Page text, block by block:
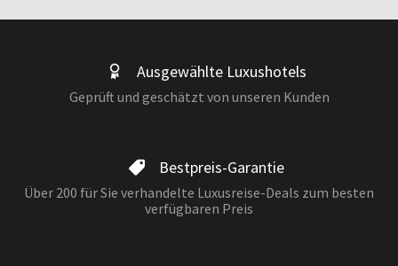
Ausgewählte Luxushotels
Geprüft und geschätzt von unseren Kunden
Bestpreis-Garantie
Über 200 für Sie verhandelte Luxusreise-Deals zum besten
verfügbaren Preis